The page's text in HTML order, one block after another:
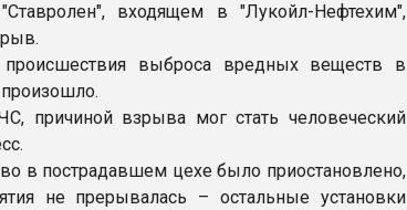
входящем в "Лукойл-Нефтехим",
происшествия выброса вредных веществ в
причиной взрыва мог стать человеческий
в пострадавшем цехе было приостановлено,
не прерывалась – остальные установки